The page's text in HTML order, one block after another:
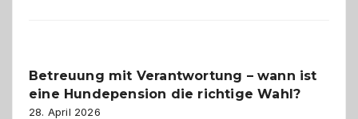
Betreuung mit Verantwortung – wann ist
eine Hundepension die richtige Wahl?
28. April 2026